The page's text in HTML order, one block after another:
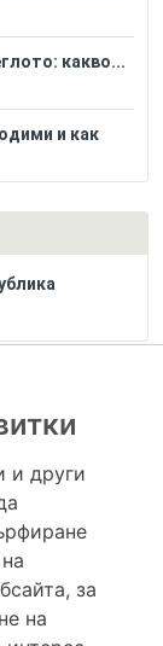
какво...
и как
НЕ дава медицински
услуга и НЕ
и други здравни и
продукти и
предназначена да служи
всякаква гаранция за
усилия за обновяване
обстоятелства НЕ
и други
, за
на